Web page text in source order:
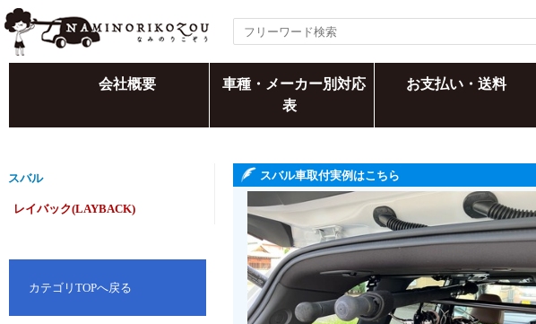
会社概要
車種・メーカー別対応
表
お支払い・送料
スバル
レイバック(LAYBACK)
カテゴリTOPへ戻る
スバル車取付実例はこちら